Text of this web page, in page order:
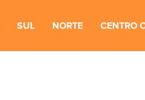
SUL NORTE CENTRO